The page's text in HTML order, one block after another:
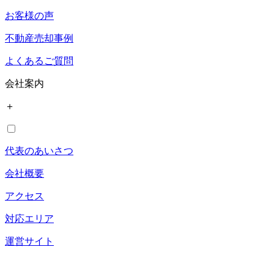
お客様の声
不動産売却事例
よくあるご質問
会社案内
＋
代表のあいさつ
会社概要
アクセス
対応エリア
運営サイト